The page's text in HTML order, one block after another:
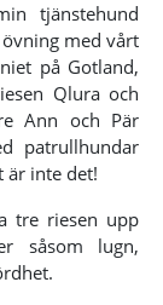
tjänstehund
med vårt
på Gotland,
Qlura och
Ann och Pär
patrullhundar
är inte det!
tre riesen upp
såsom lugn,